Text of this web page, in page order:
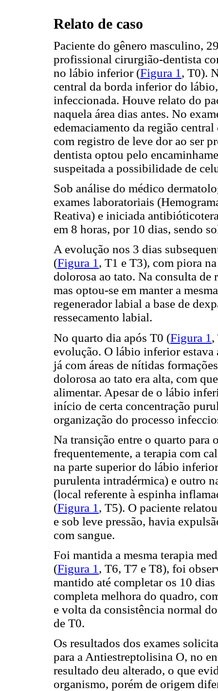
Relato de caso
Paciente do gênero masculino,
profissional cirurgião-dentista
no lábio inferior (Figura 1 , T0).
central da borda inferior do
infeccionada. Houve relato do
naquela área dias antes. No
edemaciamento da região
com registro de leve dor ao ser
dentista optou pelo
suspeitada a possibilidade de
Sob análise do médico
exames laboratoriais
Reativa) e iniciada
em 8 horas, por 10 dias, sendo
A evolução nos 3 dias
(Figura 1 , T1 e T3), com piora
dolorosa ao tato. Na consulta
mas optou-se em manter a
regenerador labial a base de
ressecamento labial.
No quarto dia após T0 (Figura 1 ,
evolução. O lábio inferior estava
já com áreas de nítidas
dolorosa ao tato era alta, com
alimentar. Apesar de o lábio
início de certa concentração
organização do processo
Na transição entre o quarto
frequentemente, a terapia com
na parte superior do lábio
purulenta intradérmica) e outro
(local referente à espinha
(Figura 1 , T5). O paciente
e sob leve pressão, havia
com sangue.
Foi mantida a mesma terapia
(Figura 1 , T6, T7 e T8), foi
mantido até completar os 10
completa melhora do quadro,
e volta da consistência normal
de T0.
Os resultados dos exames
para a Antiestreptolisina O, no
resultado deu alterado, o que
organismo, porém de origem